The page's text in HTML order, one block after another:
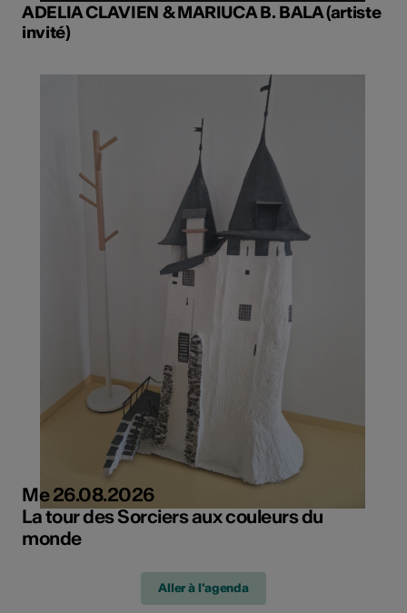
ADELIA CLAVIEN & MARIUCA B. BALA (artiste
invité)
Me 26.08.2026
La tour des Sorciers aux couleurs du
monde
Aller à l'agenda